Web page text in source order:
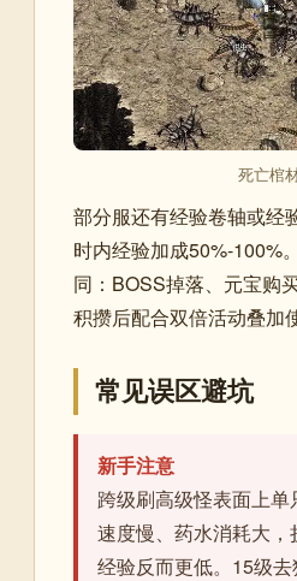
死亡棺
部分服还有经验卷轴或经
时内经验加成50%-100%
同：BOSS掉落、元宝购
积攒后配合双倍活动叠加
常见误区避坑
新手注意
跨级刷高级怪表面上
速度慢、药水消耗大
经验反而更低。15级